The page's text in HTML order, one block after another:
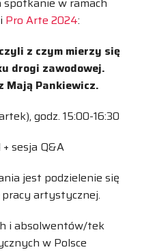
Pro Arte 2024:
z czym mierzy się
drogi zawodowej.
Mają Pankiewicz.
godz. 15:00-16:30
sesja Q&A
jest podzielenie się
artystycznej.
i absolwentów/tek
w Polsce